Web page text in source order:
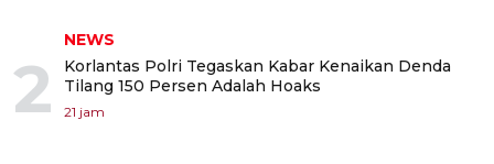
2
NEWS
Korlantas Polri Tegaskan Kabar Kenaikan Denda
Tilang 150 Persen Adalah Hoaks
21 jam